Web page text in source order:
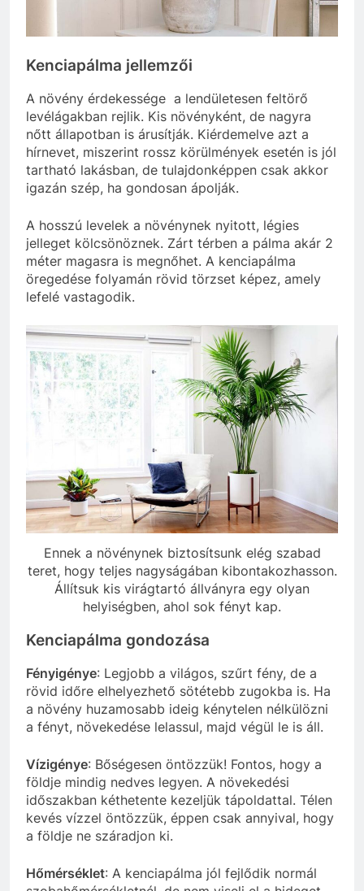
Kenciapálma jellemzői
A növény érdekessége a lendületesen feltörő
levélágakban rejlik. Kis növényként, de nagyra
nőtt állapotban is árusítják. Kiérdemelve azt a
hírnevet, miszerint rossz körülmények esetén is jól
tartható lakásban, de tulajdonképpen csak akkor
igazán szép, ha gondosan ápolják.
A hosszú levelek a növénynek nyitott, légies
jelleget kölcsönöznek. Zárt térben a pálma akár 2
méter magasra is megnőhet. A kenciapálma
öregedése folyamán rövid törzset képez, amely
lefelé vastagodik.
Ennek a növénynek biztosítsunk elég szabad
teret, hogy teljes nagyságában kibontakozhasson.
Állítsuk kis virágtartó állványra egy olyan
helyiségben, ahol sok fényt kap.
Kenciapálma gondozása
Fényigénye: Legjobb a világos, szűrt fény, de a
rövid időre elhelyezhető sötétebb zugokba is. Ha
a növény huzamosabb ideig kénytelen nélkülözni
a fényt, növekedése lelassul, majd végül le is áll.
Vízigénye: Bőségesen öntözzük! Fontos, hogy a
földje mindig nedves legyen. A növekedési
időszakban kéthetente kezeljük tápoldattal. Télen
kevés vízzel öntözzük, éppen csak annyival, hogy
a földje ne száradjon ki.
Hőmérséklet: A kenciapálma jól fejlődik normál